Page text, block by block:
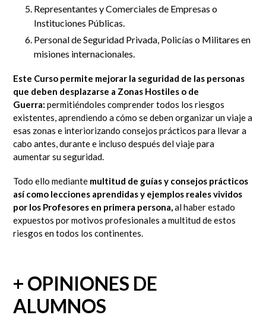
Representantes y Comerciales de Empresas o
Instituciones Públicas.
Personal de Seguridad Privada, Policías o Militares en
misiones internacionales.
Este Curso permite mejorar la seguridad de las personas
que deben desplazarse a Zonas Hostiles o de
Guerra: permitiéndoles comprender todos los riesgos
existentes, aprendiendo a cómo se deben organizar un viaje a
esas zonas e interiorizando consejos prácticos para llevar a
cabo antes, durante e incluso después del viaje para
aumentar su seguridad.
Todo ello mediante multitud de guías y consejos prácticos
así como lecciones aprendidas y ejemplos realesvividos
por los Profesores en primera persona,al haber estado
expuestos por motivos profesionales a multitud de estos
riesgos en todos los continentes.
+ OPINIONES DE
ALUMNOS